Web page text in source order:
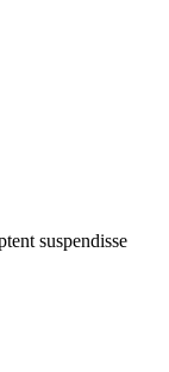
suspendisse